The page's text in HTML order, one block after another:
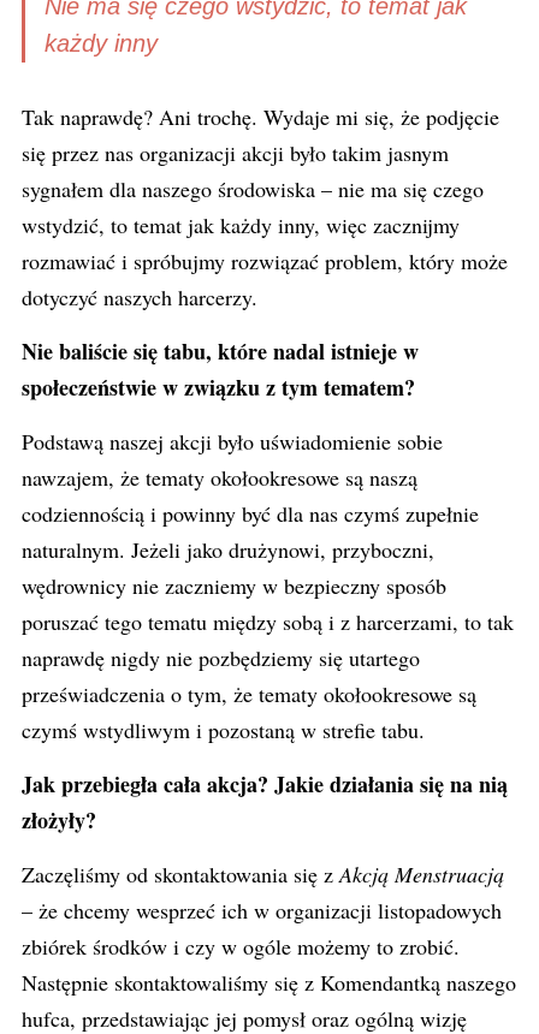
Nie ma się czego wstydzić, to temat jak
każdy inny
Tak naprawdę? Ani trochę. Wydaje mi się, że podjęcie
się przez nas organizacji akcji było takim jasnym
sygnałem dla naszego środowiska – nie ma się czego
wstydzić, to temat jak każdy inny, więc zacznijmy
rozmawiać i spróbujmy rozwiązać problem, który może
dotyczyć naszych harcerzy.
Nie baliście się tabu, które nadal istnieje w
społeczeństwie w związku z tym tematem?
Podstawą naszej akcji było uświadomienie sobie
nawzajem, że tematy okołookresowe są naszą
codziennością i powinny być dla nas czymś zupełnie
naturalnym. Jeżeli jako drużynowi, przyboczni,
wędrownicy nie zaczniemy w bezpieczny sposób
poruszać tego tematu między sobą i z harcerzami, to tak
naprawdę nigdy nie pozbędziemy się utartego
przeświadczenia o tym, że tematy okołookresowe są
czymś wstydliwym i pozostaną w strefie tabu.
Jak przebiegła cała akcja? Jakie działania się na nią
złożyły?
Zaczęliśmy od skontaktowania się zAkcjąMenstruacją
– że chcemy wesprzeć ich w organizacji listopadowych
zbiórek środków i czy w ogóle możemy to zrobić.
Następnie skontaktowaliśmy się z Komendantką naszego
hufca, przedstawiając jej pomysł oraz ogólną wizję